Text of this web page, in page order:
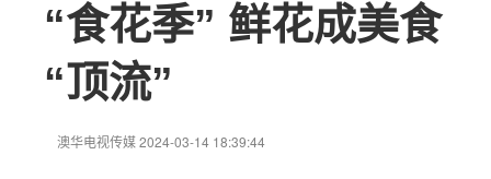
“食花季” 鲜花成美食
“顶流”
澳华电视传媒 2024-03-14 18:39:44